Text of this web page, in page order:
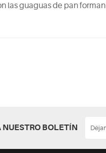
las guaguas de pan
NUESTRO BOLETÍN